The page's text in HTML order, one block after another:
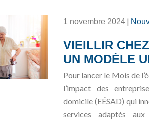
1 novembre 2024 |
VIEILLIR
UN MODÈLE
Pour lancer le Mois de
l’impact des
domicile (EÉSAD) qui
services adaptés